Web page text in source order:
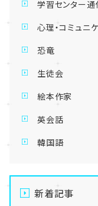
学習センター通
心理・コミュニ
恐竜
生徒会
絵本作家
英会話
韓国語
新着記事